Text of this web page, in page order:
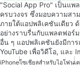
"Social App Pro" เป็นแพ
ครบวงจร ซึ่งมอบความสา
ภายใต้แอปพลิเคชันเดียว
อย่างราบรื่นกับแพลตฟอร์
อื่น ๆ แอปพลิเคชันยังมีการ
YouTube เพื่อวิดีโอ, และ
iPhoneโซเชียลสำหรับไอโฟนเ